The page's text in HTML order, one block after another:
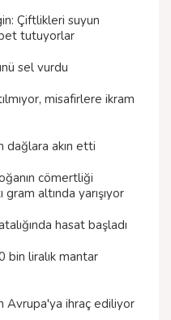
Çiftlikleri suyun
tutuyorlar
sel vurdu
misafirlere ikram
dağlara akın etti
cömertliği
altında yarışıyor
hasat başladı
bin liralık mantar
Avrupa'ya ihraç ediliyor